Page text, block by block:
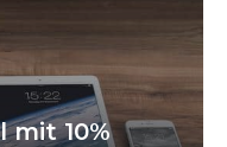
mit 10%